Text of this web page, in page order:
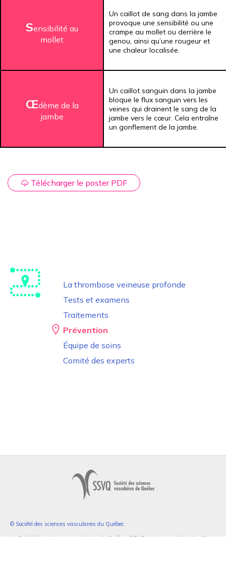
Sensibilité au
mollet
Un caillot de sang dans la jambe
provoque une sensibilité ou une
crampe au mollet ou derrière le
genou, ainsi qu’une rougeur et
une chaleur localisée.
Œdème de la
jambe
Un caillot sanguin dans la jambe
bloque le flux sanguin vers les
veines qui drainent le sang de la
jambe vers le cœur. Cela entraîne
un gonflement de la jambe.
Télécharger le poster PDF
La thrombose veineuse profonde
Tests et examens
Traitements
Prévention
Équipe de soins
Comité des experts
© Société des sciences vasculaires du Québec
La Société des sciences vasculaires du Québec (SSVQ) est une société scientifique